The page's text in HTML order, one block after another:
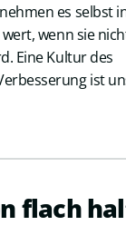
es selbst
wenn sie
Eine Kultur des
ist
flach